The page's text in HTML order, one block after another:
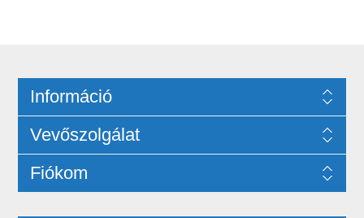
Információ
Vevőszolgálat
Fiókom